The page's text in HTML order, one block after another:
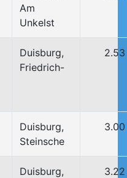
Am
Unkelst
Duisburg,
Friedrich-
Duisburg,
Steinsche
Duisburg,